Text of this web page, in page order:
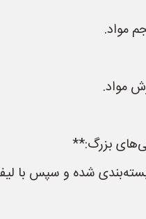
مواد.
مواد.
شده و سپس با